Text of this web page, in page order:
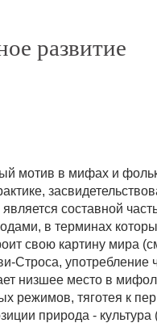
развитие
мотив в мифах и
составной
в терминах
свою картину мира
Строса, употребление
низшее место в
режимов, тяготея к
природа - культура